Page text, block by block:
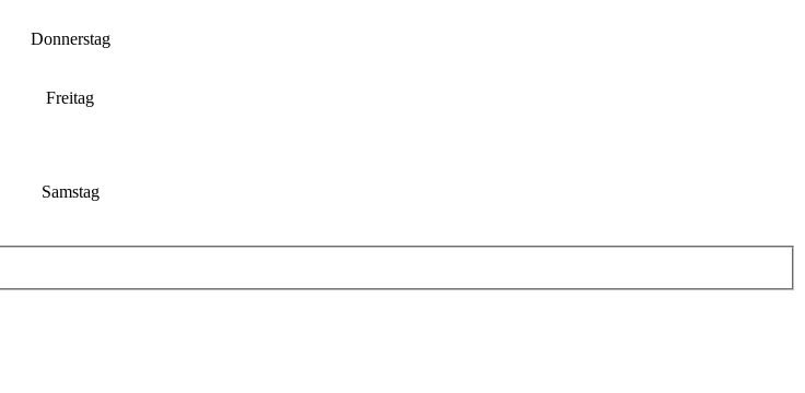
Donnerstag
Freitag
Samstag